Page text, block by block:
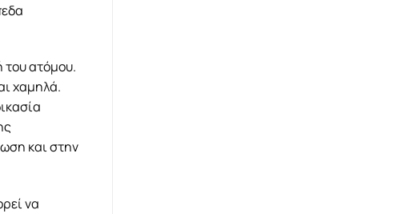
του ατόμου.
χαμηλά.
και στην
να